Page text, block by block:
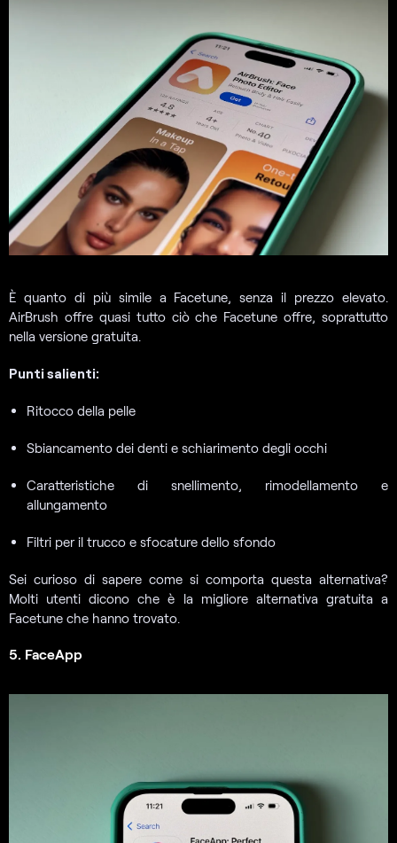
È quanto di più simile a Facetune, senza il prezzo elevato.
AirBrush offre quasi tutto ciò che Facetune offre, soprattutto
nella versione gratuita.
Punti salienti:
Ritocco della pelle
Sbiancamento dei denti e schiarimento degli occhi
Caratteristiche di snellimento, rimodellamento e
allungamento
Filtri per il trucco e sfocature dello sfondo
Sei curioso di sapere come si comporta questa alternativa?
Molti utenti dicono che è la migliore alternativa gratuita a
Facetune che hanno trovato.
5. FaceApp